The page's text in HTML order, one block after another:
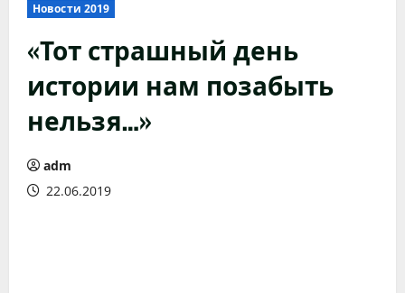
Новости 2019
«Тот страшный день
истории нам позабыть
нельзя…»
adm
22.06.2019